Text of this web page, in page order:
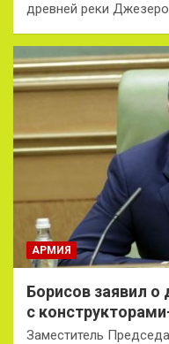
древней реки
АРМИЯ
Борисов заявил о
с
Заместитель